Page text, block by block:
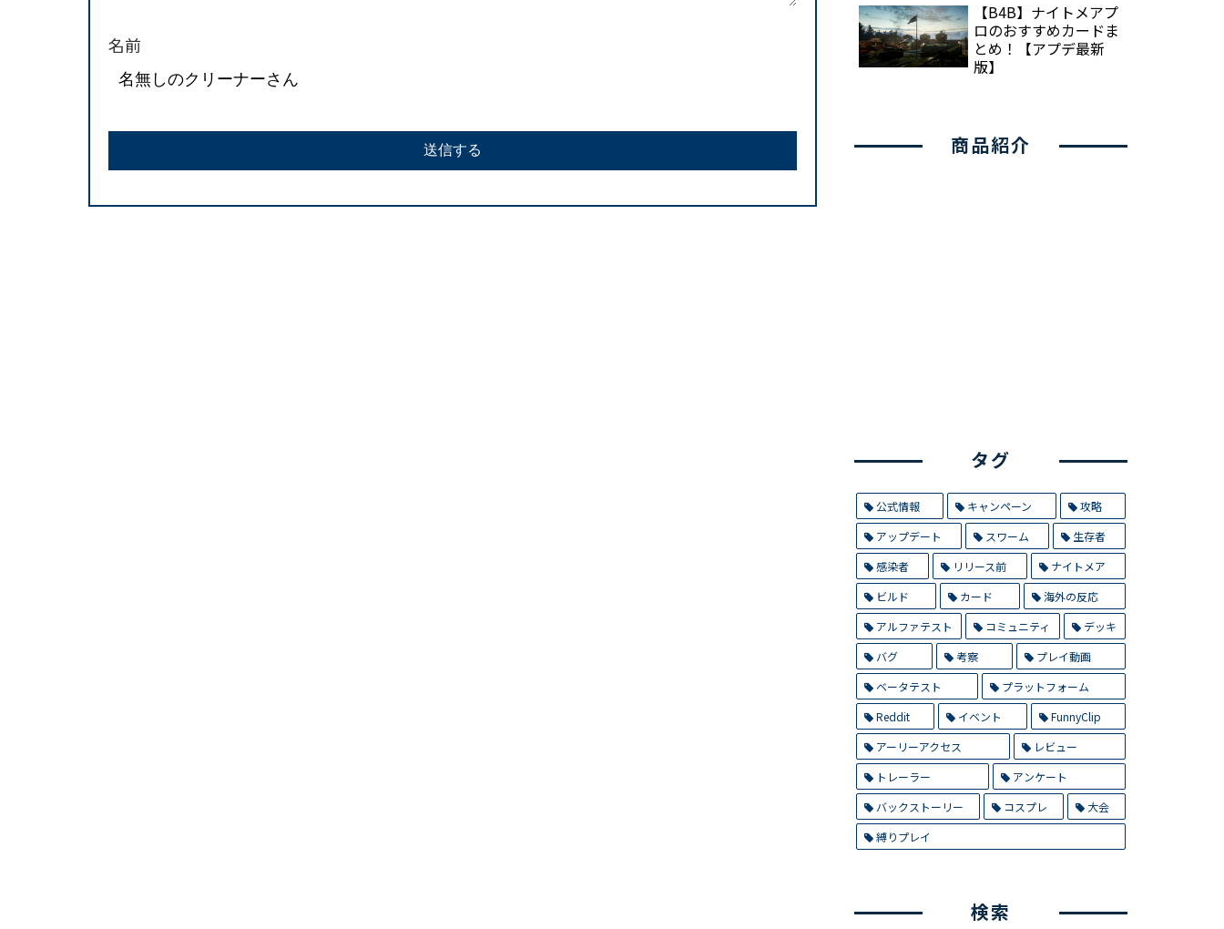
名前
【B4B】ナイトメアプ
ロのおすすめカードま
とめ！【アプデ最新
版】
商品紹介
タグ
公式情報 キャンペーン
攻略
アップデート
スワーム
生存者
感染者
リリース前
ナイトメア
ビルド
カード
海外の反応
アルファテスト
コミュニティ
デッキ
バグ
考察
プレイ動画
ベータテスト
プラットフォーム
Reddit
イベント
FunnyClip
アーリーアクセス
レビュー
トレーラー
アンケート
バックストーリー
コスプレ
大会
縛りプレイ
検索